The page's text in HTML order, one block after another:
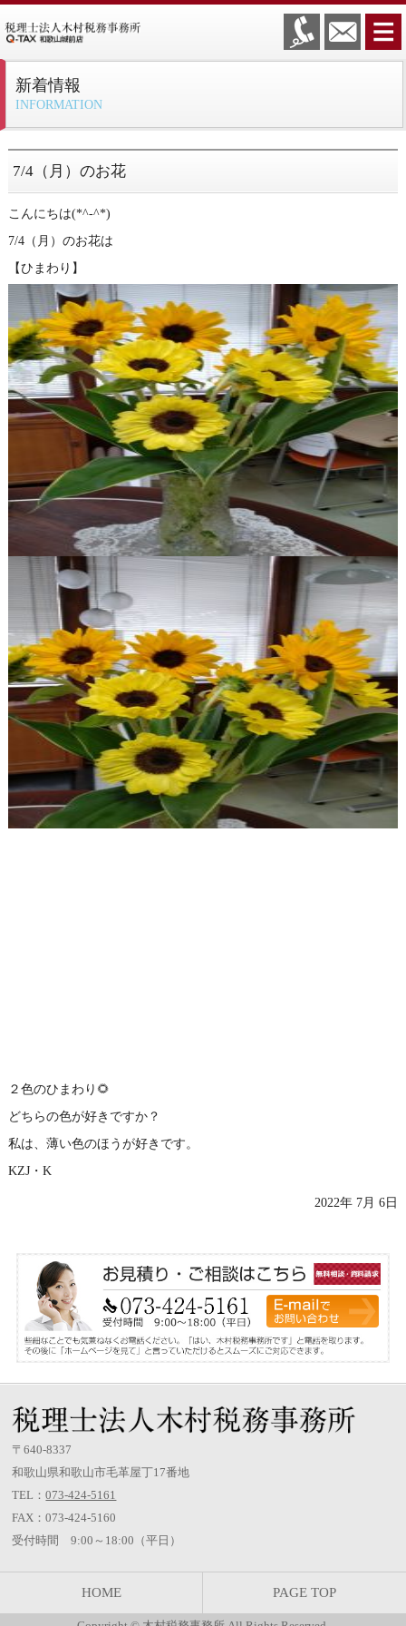
新着情報
INFORMATION
7/4（月）のお花
こんにちは(*^-^*)
7/4（月）のお花は
【ひまわり】
２色のひまわり🌻
どちらの色が好きですか？
私は、薄い色のほうが好きです。
KZJ・K
2022年 7月 6日
〒640-8337
和歌山県和歌山市毛革屋丁17番地
TEL：073-424-5161
FAX：073-424-5160
受付時間 9:00～18:00（平日）
HOME PAGE TOP